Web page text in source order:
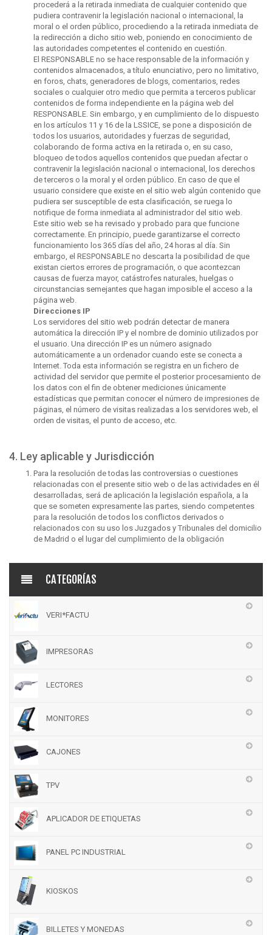
procederá a la retirada inmediata de cualquier contenido que
pudiera contravenir la legislación nacional o internacional, la
moral o el orden público, procediendo a la retirada inmediata de
la redirección a dicho sitio web, poniendo en conocimiento de
las autoridades competentes el contenido en cuestión.
El RESPONSABLE no se hace responsable de la información y
contenidos almacenados, a título enunciativo, pero no limitativo,
en foros, chats, generadores de blogs, comentarios, redes
sociales o cualquier otro medio que permita a terceros publicar
contenidos de forma independiente en la página web del
RESPONSABLE. Sin embargo, y en cumplimiento de lo dispuesto
en los artículos 11 y 16 de la LSSICE, se pone a disposición de
todos los usuarios, autoridades y fuerzas de seguridad,
colaborando de forma activa en la retirada o, en su caso,
bloqueo de todos aquellos contenidos que puedan afectar o
contravenir la legislación nacional o internacional, los derechos
de terceros o la moral y el orden público. En caso de que el
usuario considere que existe en el sitio web algún contenido que
pudiera ser susceptible de esta clasificación, se ruega lo
notifique de forma inmediata al administrador del sitio web.
Este sitio web se ha revisado y probado para que funcione
correctamente. En principio, puede garantizarse el correcto
funcionamiento los 365 días del año, 24 horas al día. Sin
embargo, el RESPONSABLE no descarta la posibilidad de que
existan ciertos errores de programación, o que acontezcan
causas de fuerza mayor, catástrofes naturales, huelgas o
circunstancias semejantes que hagan imposible el acceso a la
página web.
Direcciones IP
Los servidores del sitio web podrán detectar de manera
automática la dirección IP y el nombre de dominio utilizados por
el usuario. Una dirección IP es un número asignado
automáticamente a un ordenador cuando este se conecta a
Internet. Toda esta información se registra en un fichero de
actividad del servidor que permite el posterior procesamiento de
los datos con el fin de obtener mediciones únicamente
estadísticas que permitan conocer el número de impresiones de
páginas, el número de visitas realizadas a los servidores web, el
orden de visitas, el punto de acceso, etc.
4. Ley aplicable y Jurisdicción
Para la resolución de todas las controversias o cuestiones
relacionadas con el presente sitio web o de las actividades en él
desarrolladas, será de aplicación la legislación española, a la
que se someten expresamente las partes, siendo competentes
para la resolución de todos los conflictos derivados o
relacionados con su uso los Juzgados y Tribunales del domicilio
de Madrid o el lugar del cumplimiento de la obligación
CATEGORÍAS
VERI*FACTU
IMPRESORAS
LECTORES
MONITORES
CAJONES
TPV
APLICADOR DE ETIQUETAS
PANEL PC INDUSTRIAL
KIOSKOS
BILLETES Y MONEDAS